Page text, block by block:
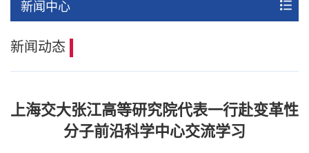
新闻中心
新闻动态
上海交大张江高等研究院代表一行赴变革性
分子前沿科学中心交流学习